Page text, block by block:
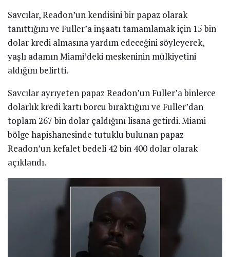
Savcılar, Readon’un kendisini bir papaz olarak
tanıttığını ve Fuller’a inşaatı tamamlamak için 15 bin
dolar kredi almasına yardım edeceğini söyleyerek,
yaşlı adamın Miami’deki meskeninin mülkiyetini
aldığını belirtti.
Savcılar ayrıyeten papaz Readon’un Fuller’a binlerce
dolarlık kredi kartı borcu bıraktığını ve Fuller’dan
toplam 267 bin dolar çaldığını lisana getirdi. Miami
bölge hapishanesinde tutuklu bulunan papaz
Readon’un kefalet bedeli 42 bin 400 dolar olarak
açıklandı.